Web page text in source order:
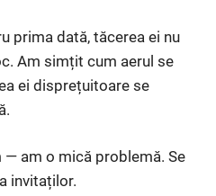
prima dată, tăcerea ei nu
Am simțit cum aerul se
ei disprețuitoare se
am o mică problemă. Se
invitaților.